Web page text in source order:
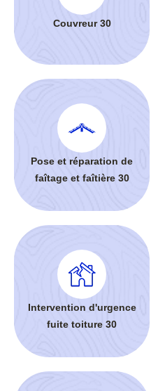
Couvreur 30
Pose et réparation de
faîtage et faîtière 30
Intervention d'urgence
fuite toiture 30